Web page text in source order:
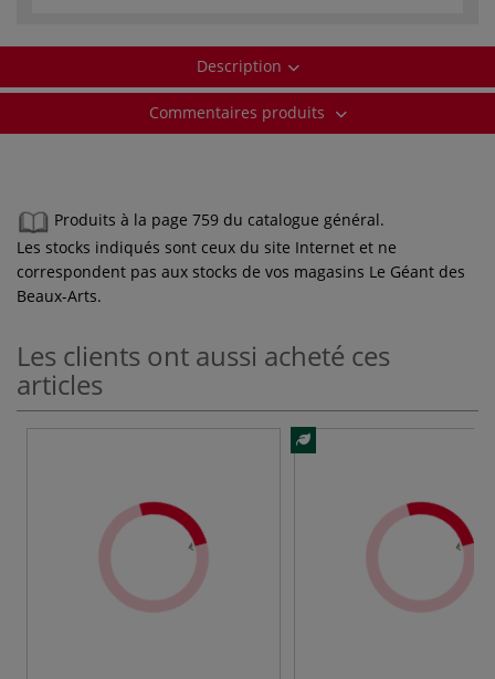
Description
Commentaires produits
Produits à la page 759 du catalogue général.
Les stocks indiqués sont ceux du site Internet et ne
correspondent pas aux stocks de vos magasins Le Géant des
Beaux-Arts.
Les clients ont aussi acheté ces
articles